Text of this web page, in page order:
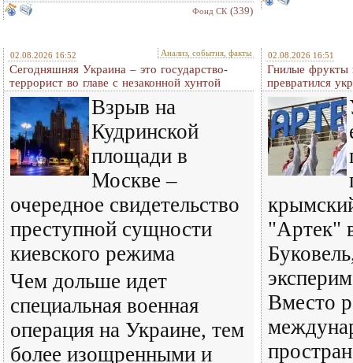
Фонд СК (339)
02.08.2026 16:52 Анализ, события, факты
Сегодняшняя Украина – это государство-
террорист во главе с незаконной хунтой
Взрыв на
Кудринской
площади в
Москве –
очередное свидетельство
преступной сущности
киевского режима
Чем дольше идет
специальная военная
операция на Украине, тем
более изощренными и
02.08.2026 16:51
Гнилые фрукты
превратился
"Артек"
Вместо